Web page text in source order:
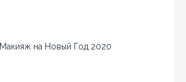
Макияж на Новый Год 2020